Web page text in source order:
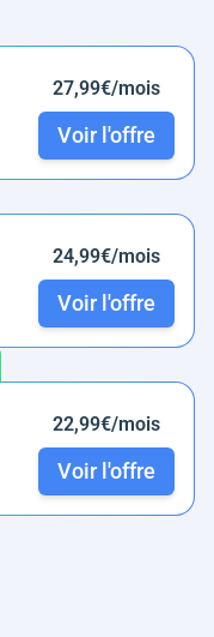
27,99€/mois
Voir l'offre
24,99€/mois
Voir l'offre
22,99€/mois
Voir l'offre